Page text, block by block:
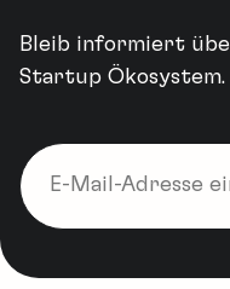
Bleib informiert
Startup Ökosystem.